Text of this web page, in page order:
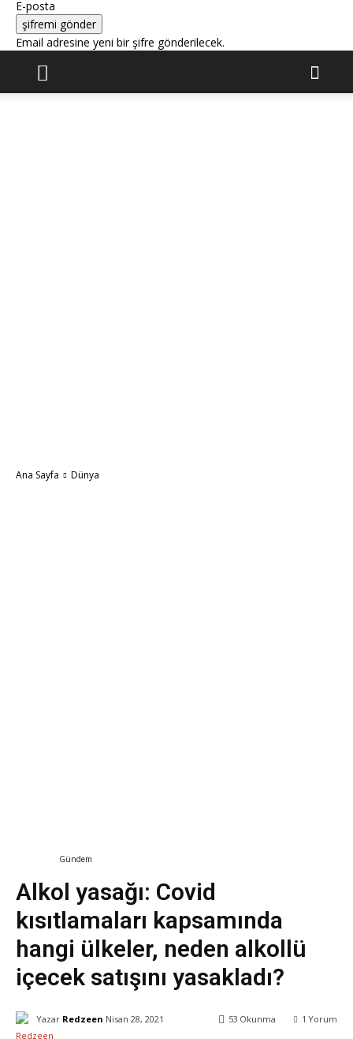
E-posta
Email adresine yeni bir şifre gönderilecek.
Ana Sayfa Dünya
Gündem
Alkol yasağı: Covid
kısıtlamaları kapsamında
hangi ülkeler, neden alkollü
içecek satışını yasakladı?
Yazar Redzeen Nisan 28, 2021 1 Yorum
53 Okunma